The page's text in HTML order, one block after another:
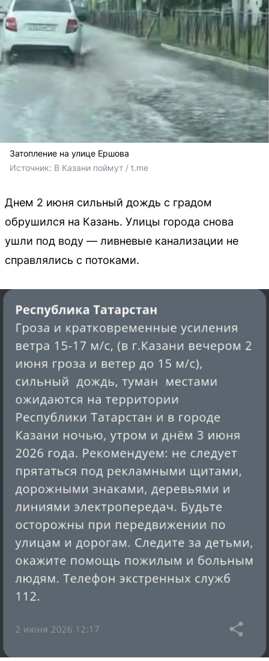
Затопление на улице Ершова
Источник: В Казани поймут / t.me
Днем 2 июня сильный дождь с градом
обрушился на Казань. Улицы города снова
ушли под воду — ливневые канализации не
справлялись с потоками.